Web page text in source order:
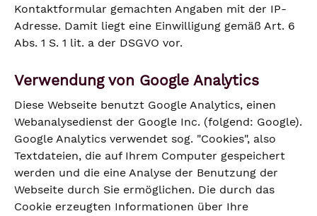
Kontaktformular gemachten Angaben mit der IP-
Adresse. Damit liegt eine Einwilligung gemäß Art. 6
Abs. 1 S. 1 lit. a der DSGVO vor.
Verwendung von Google Analytics
Diese Webseite benutzt Google Analytics, einen
Webanalysedienst der Google Inc. (folgend: Google).
Google Analytics verwendet sog. "Cookies", also
Textdateien, die auf Ihrem Computer gespeichert
werden und die eine Analyse der Benutzung der
Webseite durch Sie ermöglichen. Die durch das
Cookie erzeugten Informationen über Ihre